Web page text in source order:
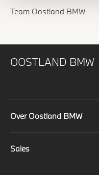
Team Oostland BMW
OOSTLAND BMW
Over Oostland BMW
Sales